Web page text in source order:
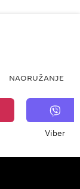
NAORUŽANJE
Viber